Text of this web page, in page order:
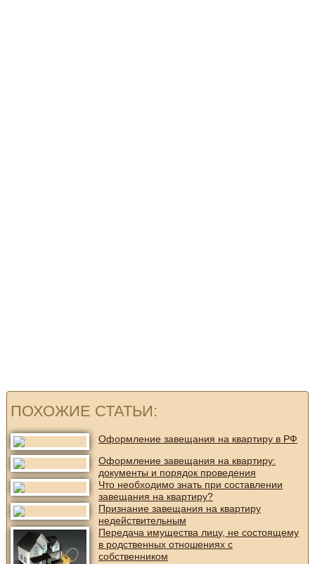
ПОХОЖИЕ СТАТЬИ:
Оформление завещания на квартиру в РФ
Оформление завещания на квартиру:
документы и порядок проведения
Что необходимо знать при составлении
завещания на квартиру?
Признание завещания на квартиру
недействительным
Передача имущества лицу, не состоящему
в родственных отношениях с
собственником